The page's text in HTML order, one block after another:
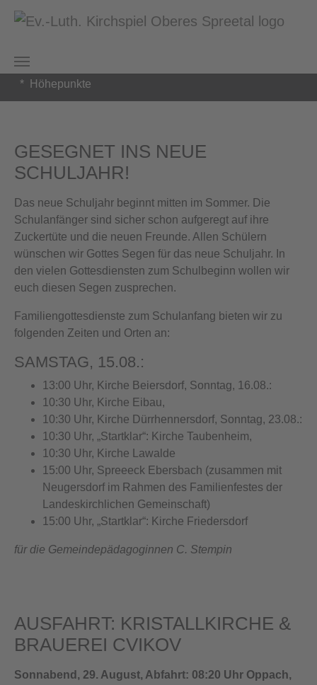
Zum Hauptinhalt springen
Sie sind hier:
Kirchspiel Oberes Spreetal
Höhepunkte
GESEGNET INS NEUE
SCHULJAHR!
Das neue Schuljahr beginnt mitten im Sommer. Die
Schulanfänger sind sicher schon aufgeregt auf ihre
Zuckertüte und die neuen Freunde. Allen Schülern
wünschen wir Gottes Segen für das neue Schuljahr. In
den vielen Gottesdiensten zum Schulbeginn wollen wir
euch diesen Segen zusprechen.
Familiengottesdienste zum Schulanfang bieten wir zu
folgenden Zeiten und Orten an:
SAMSTAG, 15.08.:
13:00 Uhr, Kirche Beiersdorf, Sonntag, 16.08.:
10:30 Uhr, Kirche Eibau,
10:30 Uhr, Kirche Dürrhennersdorf, Sonntag, 23.08.:
10:30 Uhr, „Startklar“: Kirche Taubenheim,
10:30 Uhr, Kirche Lawalde
15:00 Uhr, Spreeeck Ebersbach (zusammen mit
Neugersdorf im Rahmen des Familienfestes der
Landeskirchlichen Gemeinschaft)
15:00 Uhr, „Startklar“: Kirche Friedersdorf
für die Gemeindepädagoginnen C. Stempin
AUSFAHRT: KRISTALLKIRCHE &
BRAUEREI CVIKOV
Sonnabend, 29. August, Abfahrt: 08:20 Uhr Oppach,